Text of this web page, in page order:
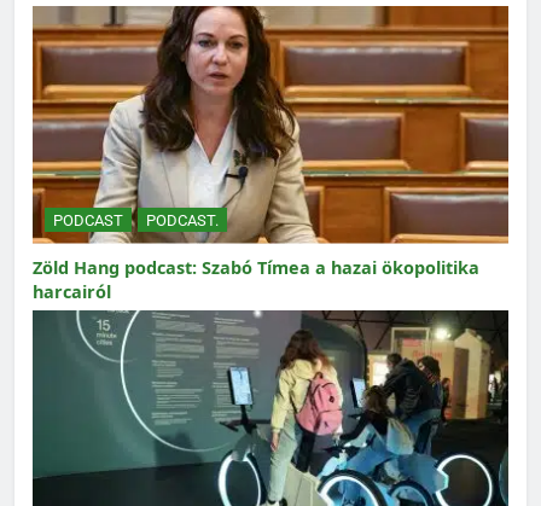
PODCAST PODCAST.
Zöld Hang podcast: Szabó Tímea a hazai ökopolitika
harcairól